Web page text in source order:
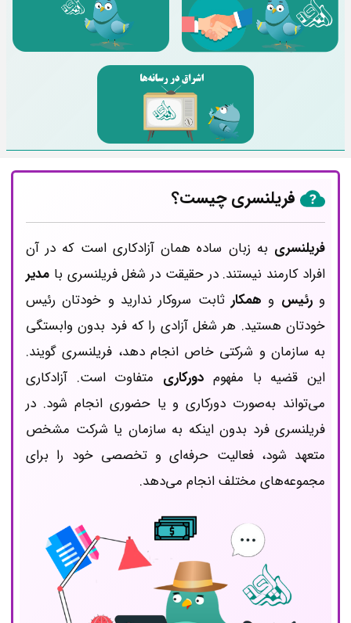
فریلنسری چیست؟
فریلنسری به زبان ساده همان آزاد‌کاری است که در آن
افراد کارمند نیستند. در حقیقت در شغل فریلنسری با مدیر
ورئیس و همکار ثابت سروکار ندارید و خودتان رئیس
خودتان هستید. هر شغل آزادی را که فرد بدون وابستگی
به سازمان و شرکتی خاص انجام دهد، فریلنسری گویند.
این قضیه با مفهوم دورکاری متفاوت است. آزادکاری
می‌تواند به‌صورت دورکاری و یا حضوری انجام شود. در
فریلنسری فرد بدون اینکه به سازمان یا شرکت مشخص
متعهد شود، فعالیت حرفه‌ای و تخصصی خود را برای
مجموعه‌های مختلف انجام می‌دهد.